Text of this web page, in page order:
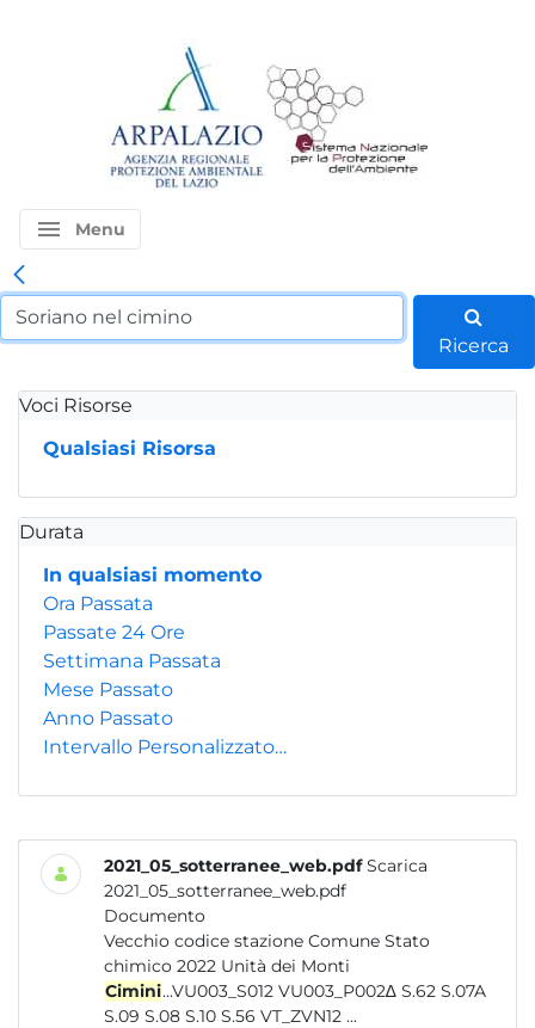
menu Menu
Ricerca
Voci Risorse
Qualsiasi Risorsa
Durata
In qualsiasi momento
Ora Passata
Passate 24 Ore
Settimana Passata
Mese Passato
Anno Passato
Intervallo Personalizzato…
2021_05_sotterranee_web.pdf Scarica
2021_05_sotterranee_web.pdf
Documento
Vecchio codice stazione Comune Stato
chimico 2022 Unità dei Monti
Cimini...VU003_S012 VU003_P002∆ S.62 S.07A
S.09 S.08 S.10 S.56 VT_ZVN12 ...